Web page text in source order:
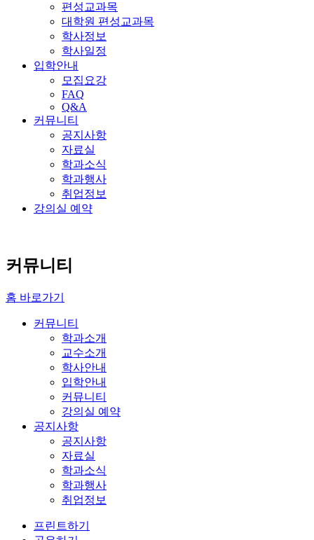
편성교과목
대학원 편성교과목
학사정보
학사일정
입학안내
모집요강
FAQ
Q&A
커뮤니티
공지사항
자료실
학과소식
학과행사
취업정보
강의실 예약
커뮤니티
홈 바로가기
커뮤니티
학과소개
교수소개
학사안내
입학안내
커뮤니티
강의실 예약
공지사항
공지사항
자료실
학과소식
학과행사
취업정보
프린트하기